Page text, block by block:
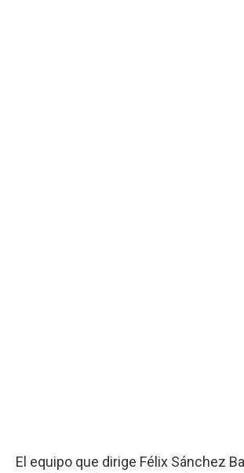
El equipo que dirige Félix Sánchez